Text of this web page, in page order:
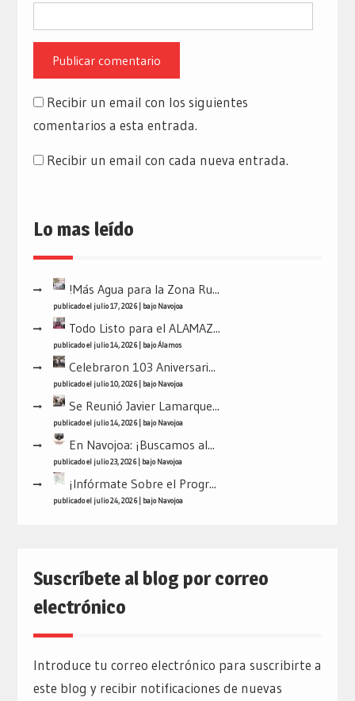
Recibir un email con los siguientes
comentarios a esta entrada.
Recibir un email con cada nueva entrada.
Lo mas leído
!Más Agua para la Zona Ru...
publicado el julio 17, 2026| bajoNavojoa
Todo Listo para el ALAMAZ...
publicado el julio 14, 2026| bajoÁlamos
Celebraron 103 Aniversari...
publicado el julio 10, 2026| bajoNavojoa
Se Reunió Javier Lamarque...
publicado el julio 14, 2026| bajoNavojoa
En Navojoa: ¡Buscamos al...
publicado el julio 23, 2026| bajoNavojoa
¡Infórmate Sobre el Progr...
publicado el julio 24, 2026| bajoNavojoa
Suscríbete al blog por correo
electrónico
Introduce tu correo electrónico para suscribirte a
este blog y recibir notificaciones de nuevas